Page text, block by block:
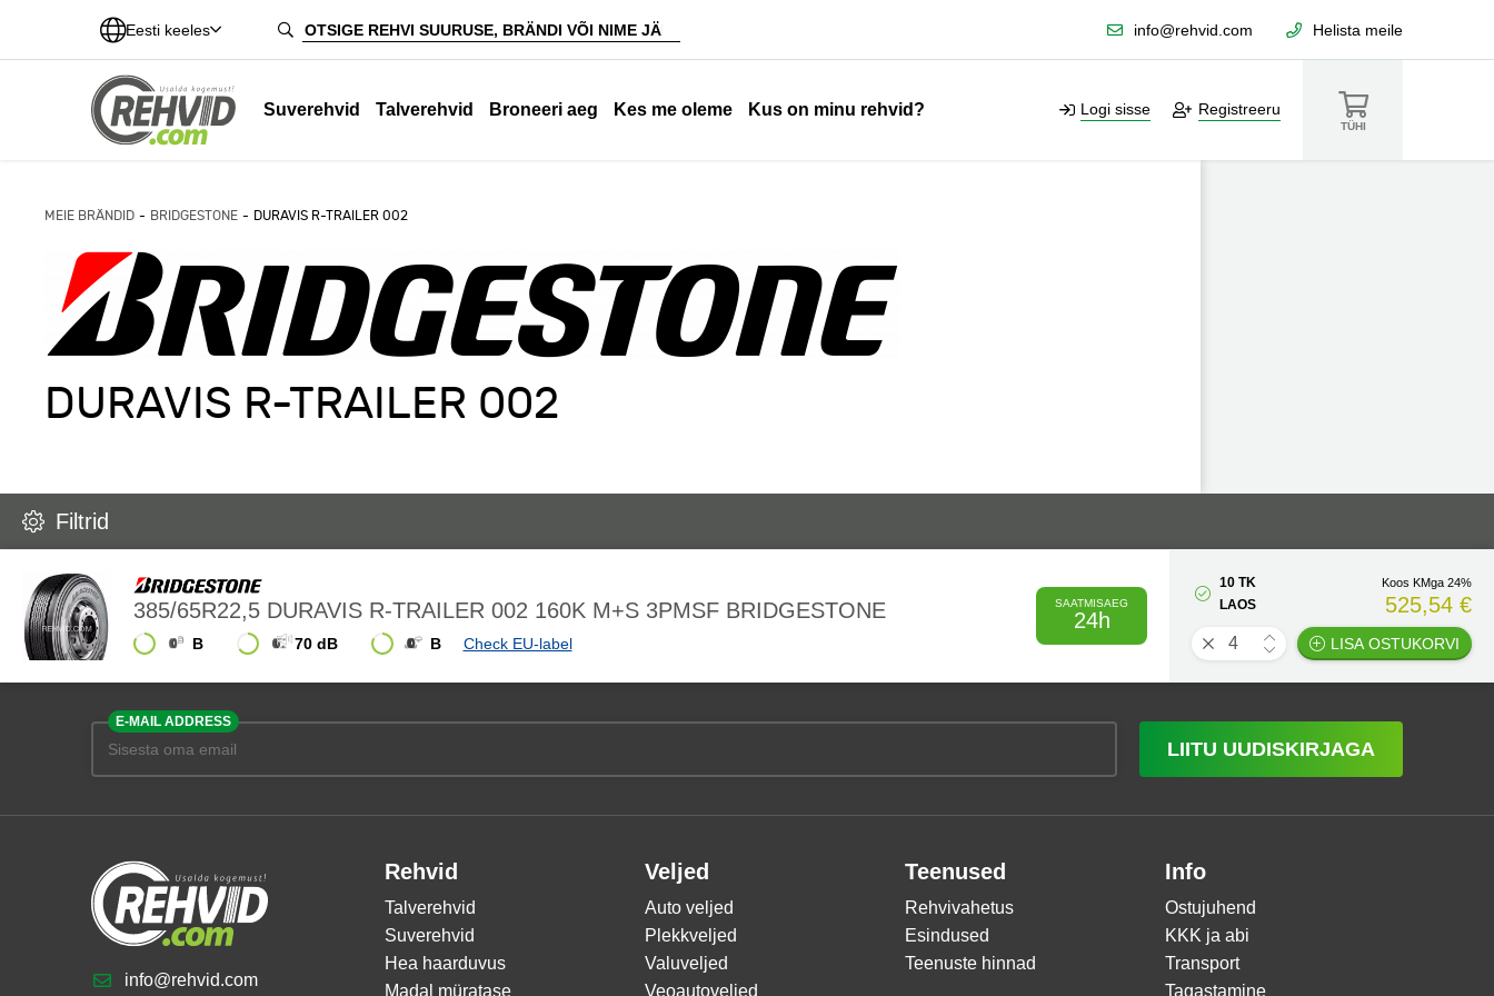
Eesti keeles info@rehvid.com Helista meile
Suverehvid Talverehvid Broneeri aeg Kes me oleme Kus on minu rehvid? Logi sisse Registreeru
TÜHI
MEIE BRÄNDID BRIDGESTONE DURAVIS R-TRAILER 002
DURAVIS R-TRAILER 002
Filtrid
385/65R22,5 DURAVIS R-TRAILER 002 160K M+S 3PMSF BRIDGESTONE
B 70 dB B Check EU-label
SAATMISAEG
24h
10 TK
LAOS
Koos KMga 24%
525,54 €
LISA OSTUKORVI
E-MAIL ADDRESS
LIITU UUDISKIRJAGA
info@rehvid.com
Rehvid
Talverehvid
Suverehvid
Hea haarduvus
Madal müratase
Veljed
Auto veljed
Plekkveljed
Valuveljed
Veoautoveljed
Teenused
Rehvivahetus
Esindused
Teenuste hinnad
Info
Ostujuhend
KKK ja abi
Transport
Tagastamine